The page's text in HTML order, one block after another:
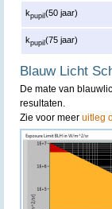
kpupil(50 jaar)
kpupil(75 jaar)
Blauw Licht
De mate van
resultaten.
Zie voor meer uitleg